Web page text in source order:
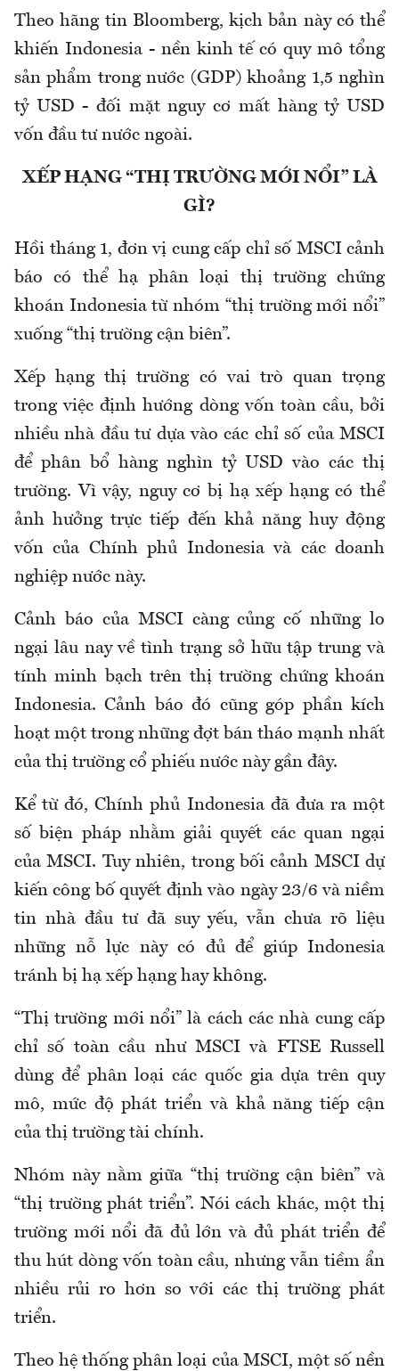
Theo hãng tin Bloomberg, kịch bản này có thể
khiến Indonesia - nền kinh tế có quy mô tổng
sản phẩm trong nước (GDP) khoảng 1,5 nghìn
tỷ USD - đối mặt nguy cơ mất hàng tỷ USD
vốn đầu tư nước ngoài.
XẾP HẠNG “THỊ TRƯỜNG MỚI NỔI” LÀ
GÌ?
Hồi tháng 1, đơn vị cung cấp chỉ số MSCI cảnh
báo có thể hạ phân loại thị trường chứng
khoán Indonesia từ nhóm “thị trường mới nổi”
xuống “thị trường cận biên”.
Xếp hạng thị trường có vai trò quan trọng
trong việc định hướng dòng vốn toàn cầu, bởi
nhiều nhà đầu tư dựa vào các chỉ số của MSCI
để phân bổ hàng nghìn tỷ USD vào các thị
trường. Vì vậy, nguy cơ bị hạ xếp hạng có thể
ảnh hưởng trực tiếp đến khả năng huy động
vốn của Chính phủ Indonesia và các doanh
nghiệp nước này.
Cảnh báo của MSCI càng củng cố những lo
ngại lâu nay về tình trạng sở hữu tập trung và
tính minh bạch trên thị trường chứng khoán
Indonesia. Cảnh báo đó cũng góp phần kích
hoạt một trong những đợt bán tháo mạnh nhất
của thị trường cổ phiếu nước này gần đây.
Kể từ đó, Chính phủ Indonesia đã đưa ra một
số biện pháp nhằm giải quyết các quan ngại
của MSCI. Tuy nhiên, trong bối cảnh MSCI dự
kiến công bố quyết định vào ngày 23/6 và niềm
tin nhà đầu tư đã suy yếu, vẫn chưa rõ liệu
những nỗ lực này có đủ để giúp Indonesia
tránh bị hạ xếp hạng hay không.
“Thị trường mới nổi” là cách các nhà cung cấp
chỉ số toàn cầu như MSCI và FTSE Russell
dùng để phân loại các quốc gia dựa trên quy
mô, mức độ phát triển và khả năng tiếp cận
của thị trường tài chính.
Nhóm này nằm giữa “thị trường cận biên” và
“thị trường phát triển”. Nói cách khác, một thị
trường mới nổi đã đủ lớn và đủ phát triển để
thu hút dòng vốn toàn cầu, nhưng vẫn tiềm ẩn
nhiều rủi ro hơn so với các thị trường phát
triển.
Theo hệ thống phân loại của MSCI, một số nền